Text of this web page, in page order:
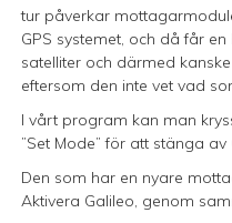
tur påverkar
GPS systemet, och då får
satelliter och därmed
eftersom den inte vet vad
I vårt program kan man
”Set Mode” för att stänga av
Den som har en nyare
Aktivera Galileo, genom